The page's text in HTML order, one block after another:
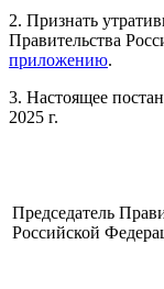
2. Признать
Правительства
приложению.
3. Настоящее
2025 г.
Председатель
Российской